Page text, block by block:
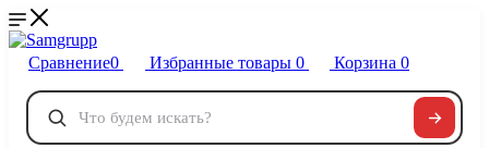
Сравнение0 Избранные товары 0 Корзина 0
Телефоны